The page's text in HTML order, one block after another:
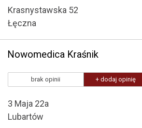
Krasnystawska 52
Łęczna
Nowomedica Kraśnik
brak opinii + dodaj opinię
3 Maja 22a
Lubartów